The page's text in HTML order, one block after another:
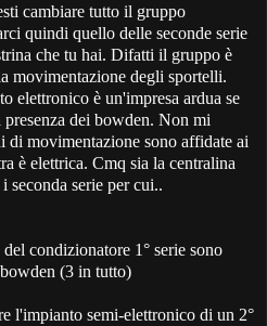
cambiare tutto il gruppo
quindi quello delle seconde serie
che tu hai. Difatti il gruppo è
movimentazione degli sportelli.
elettronico è un'impresa ardua se
dei bowden. Non mi
di movimentazione sono affidate ai
è elettrica. Cmq sia la centralina
seconda serie per cui..
condizionatore 1° serie sono
(3 in tutto)
l'impianto semi-elettronico di un 2°